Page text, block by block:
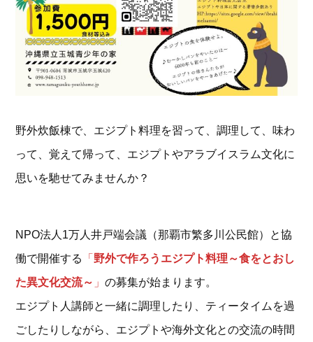
野外炊飯棟で、エジプト料理を習って、調理して、味わ
って、覚えて帰って、エジプトやアラブイスラム文化に
思いを馳せてみませんか？
NPO法人1万人井戸端会議（那覇市繁多川公民館）と協
働で開催する
「野外で作ろうエジプト料理～食をとおし
た異文化交流～ 」の募集が始まります。
エジプト人講師と一緒に調理したり、ティータイムを過
ごしたりしながら、エジプトや海外文化との交流の時間